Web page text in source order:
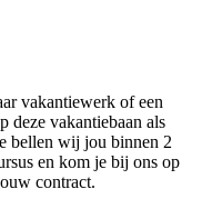
vakantiewerk of een
deze vakantiebaan als
bellen wij jou binnen 2
en kom je bij ons op
contract.